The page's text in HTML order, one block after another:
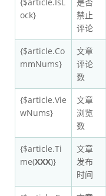
ock}
禁止
评论
{$article.Co
mmNums}
文章
评论
数
{$article.Vie
wNums}
文章
浏览
数
{$article.Ti
me(XXX)}
文章
发布
时间